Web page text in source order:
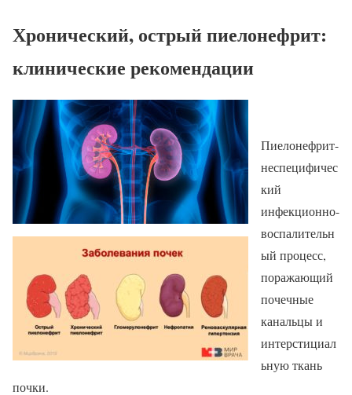
Хронический, острый пиелонефрит:
клинические рекомендации
Пиелонефрит-
неспецифичес
кий
инфекционно-
воспалительн
ый процесс,
поражающий
почечные
канальцы и
интерстициал
ьную ткань
почки.